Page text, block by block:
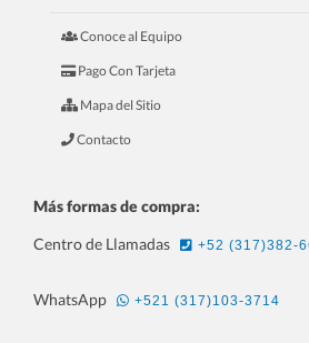
6.- 20 Razones Para
Conoce al Equipo
Pago Con Tarjeta
Mapa del Sitio
Contacto
Más formas de compra:
Centro de Llamadas
+52 (317)382-
WhatsApp +521 (317)103-3714